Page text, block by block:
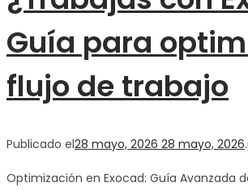
Guía para
flujo de trabajo
Publicado el28 mayo, 2026 28 mayo, 2026.
Optimización en Exocad: Guía Avanzada